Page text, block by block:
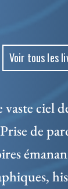
Voir tous les
vaste ciel
de